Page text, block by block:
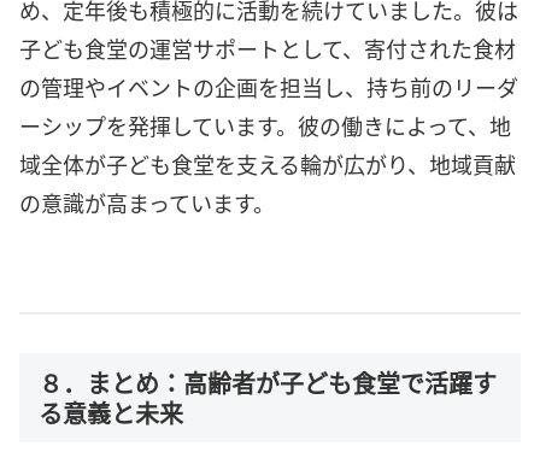
め、定年後も積極的に活動を続けていました。彼は
子ども食堂の運営サポートとして、寄付された食材
の管理やイベントの企画を担当し、持ち前のリーダ
ーシップを発揮しています。彼の働きによって、地
域全体が子ども食堂を支える輪が広がり、地域貢献
の意識が高まっています。
８．まとめ：高齢者が子ども食堂で活躍す
る意義と未来